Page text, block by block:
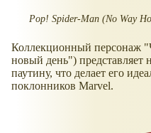
Pop! Spider-Man (No Way
Коллекционный персонаж
новый день") представляет
паутину, что делает его
поклонников Marvel.